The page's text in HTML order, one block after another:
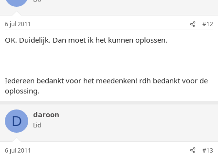
6 jul 2011 #12
OK. Duidelijk. Dan moet ik het kunnen oplossen.
Iedereen bedankt voor het meedenken! rdh bedankt voor de
oplossing.
D daroon
Lid
6 jul 2011 #13